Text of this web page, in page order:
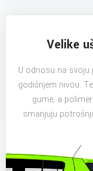
Velike
U odnosu na svoju
godišnjem nivou.
gume, a
smanjuju